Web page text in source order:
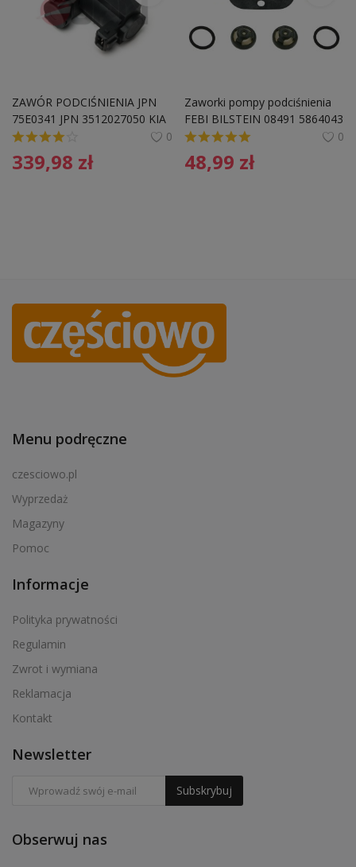
ZAWÓR PODCIŚNIENIA JPN
75E0341 JPN 3512027050 KIA
0
339,98 zł
Zaworki pompy podciśnienia
FEBI BILSTEIN 08491 5864043
0
48,99 zł
Menu podręczne
czesciowo.pl
Wyprzedaż
Magazyny
Pomoc
Informacje
Polityka prywatności
Regulamin
Zwrot i wymiana
Reklamacja
Kontakt
Newsletter
Subskrybuj
Obserwuj nas